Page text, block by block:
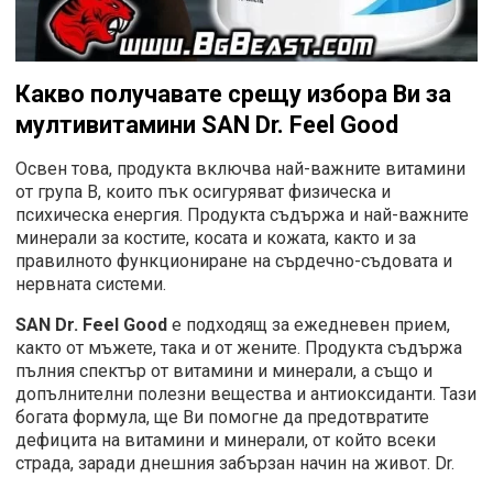
Какво получавате срещу избора Ви за
мултивитамини SAN Dr. Feel Good
Освен това, продукта включва най-важните витамини
от група В, които пък осигуряват физическа и
психическа енергия. Продукта съдържа и най-важните
минерали за костите, косата и кожата, както и за
правилното функциониране на сърдечно-съдовата и
нервната системи.
SAN Dr. Feel Good е подходящ за ежедневен прием,
както от мъжете, така и от жените. Продукта съдържа
пълния спектър от витамини и минерали, а също и
допълнителни полезни вещества и антиоксиданти. Тази
богата формула, ще Ви помогне да предотвратите
дефицита на витамини и минерали, от който всеки
страда, заради днешния забързан начин на живот. Dr.